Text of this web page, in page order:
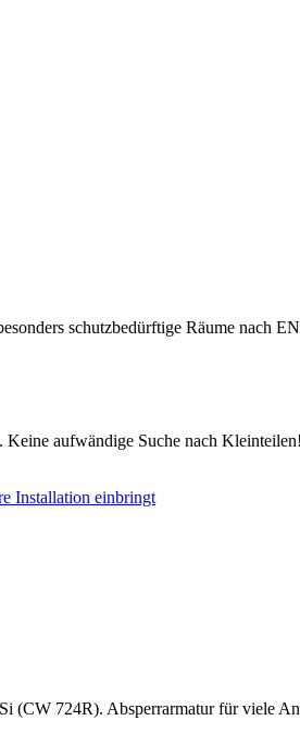
schutzbedürftige Räume nach
aufwändige Suche nach
(CW 724R). Absperrarmatur für viele